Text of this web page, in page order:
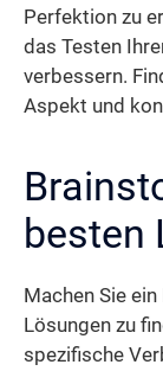
Perfektion zu
das Testen
verbessern.
Aspekt und
besten
Machen Sie
Lösungen zu
spezifische